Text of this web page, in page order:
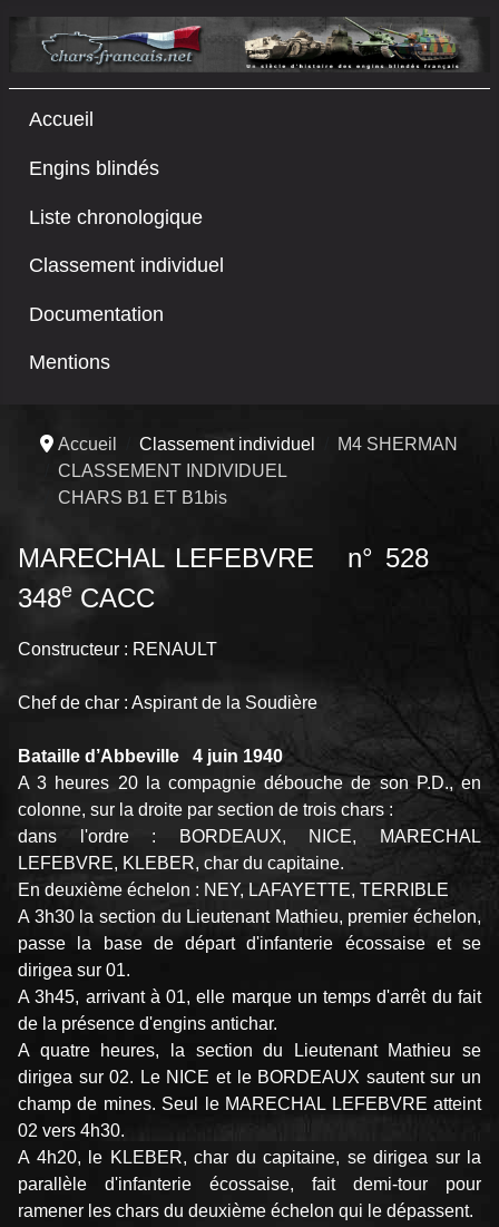
Accueil
Engins blindés
Liste chronologique
Classement individuel
Documentation
Mentions
Accueil Classement individuel
M4 SHERMAN
CLASSEMENT INDIVIDUEL
CHARS B1 ET B1bis
MARECHAL LEFEBVRE n° 528
348e CACC
Constructeur : RENAULT
Chef de char : Aspirant de la Soudière
Bataille d’Abbeville 4 juin 1940
A 3 heures 20 la compagnie débouche de son P.D., en
colonne, sur la droite par section de trois chars :
dans l'ordre : BORDEAUX, NICE, MARECHAL
LEFEBVRE, KLEBER, char du capitaine.
En deuxième échelon : NEY, LAFAYETTE, TERRIBLE
A 3h30 la section du Lieutenant Mathieu, premier échelon,
passe la base de départ d'infanterie écossaise et se
dirigea sur 01.
A 3h45, arrivant à 01, elle marque un temps d'arrêt du fait
de la présence d'engins antichar.
A quatre heures, la section du Lieutenant Mathieu se
dirigea sur 02. Le NICE et le BORDEAUX sautent sur un
champ de mines. Seul le MARECHAL LEFEBVRE atteint
02 vers 4h30.
A 4h20, le KLEBER, char du capitaine, se dirigea sur la
parallèle d'infanterie écossaise, fait demi-tour pour
ramener les chars du deuxième échelon qui le dépassent.